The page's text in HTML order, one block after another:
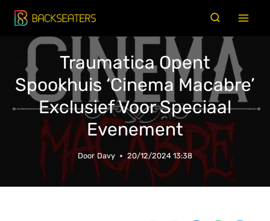
Doorgaan
naar
inhoud
Traumatica Opent
Spookhuis ‘Cinema Macabre’
Exclusief Voor Speciaal
Evenement
Door Davy 20/12/2024 13:38